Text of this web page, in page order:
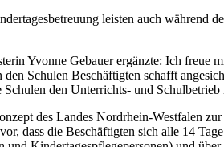
leisten auch während
Yvonne Gebauer ergänzte: Ich freue
Schulen Beschäftigten schafft
den Unterrichts- und
des Landes Nordrhein-Westfalen
dass die Beschäftigten sich alle 14